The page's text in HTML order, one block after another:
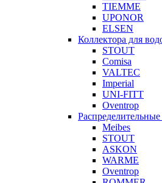
TIEMME
UPONOR
ELSEN
Коллектора для
STOUT
Comisa
VALTEC
Imperial
UNI-FITT
Oventrop
Распределительные
Meibes
STOUT
ASKON
WARME
Oventrop